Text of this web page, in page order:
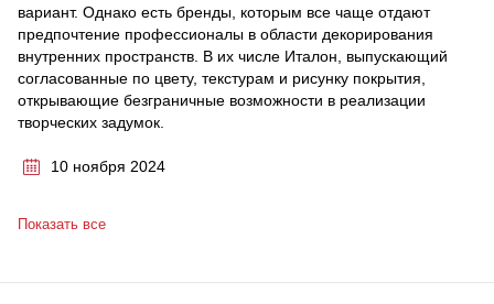
вариант. Однако есть бренды, которым все чаще отдают
предпочтение профессионалы в области декорирования
внутренних пространств. В их числе Италон, выпускающий
согласованные по цвету, текстурам и рисунку покрытия,
открывающие безграничные возможности в реализации
творческих задумок.
10 ноября 2024
Показать все